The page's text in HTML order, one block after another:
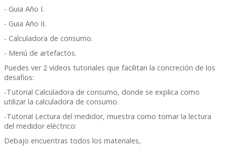
- Guia Año I.
- Guia Año II.
- Calculadora de consumo.
- Menú de artefactos.
Puedes ver 2 videos tutoriales que facilitan la concreción de los
desafios:
-Tutorial Calculadora de consumo, donde se explica como
utilizar la calculadora de consumo.
-Tutorial Lectura del medidor, muestra como tomar la lectura
del medidor eléctrico:
Debajo encuentras todos los materiales,